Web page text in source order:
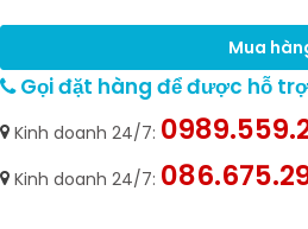
Mua
Gọi đặt hàng để được hỗ
Kinh doanh 24/7:
Kinh doanh 24/7: